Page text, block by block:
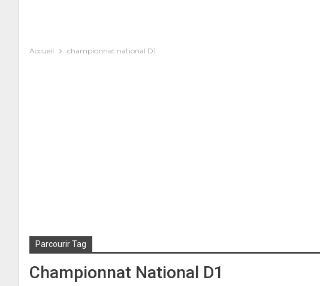
Accueil championnat national D1
Parcourir Tag
Championnat National D1